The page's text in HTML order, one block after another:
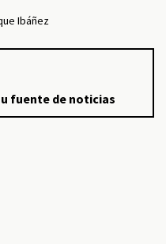
Ibáñez
fuente de noticias